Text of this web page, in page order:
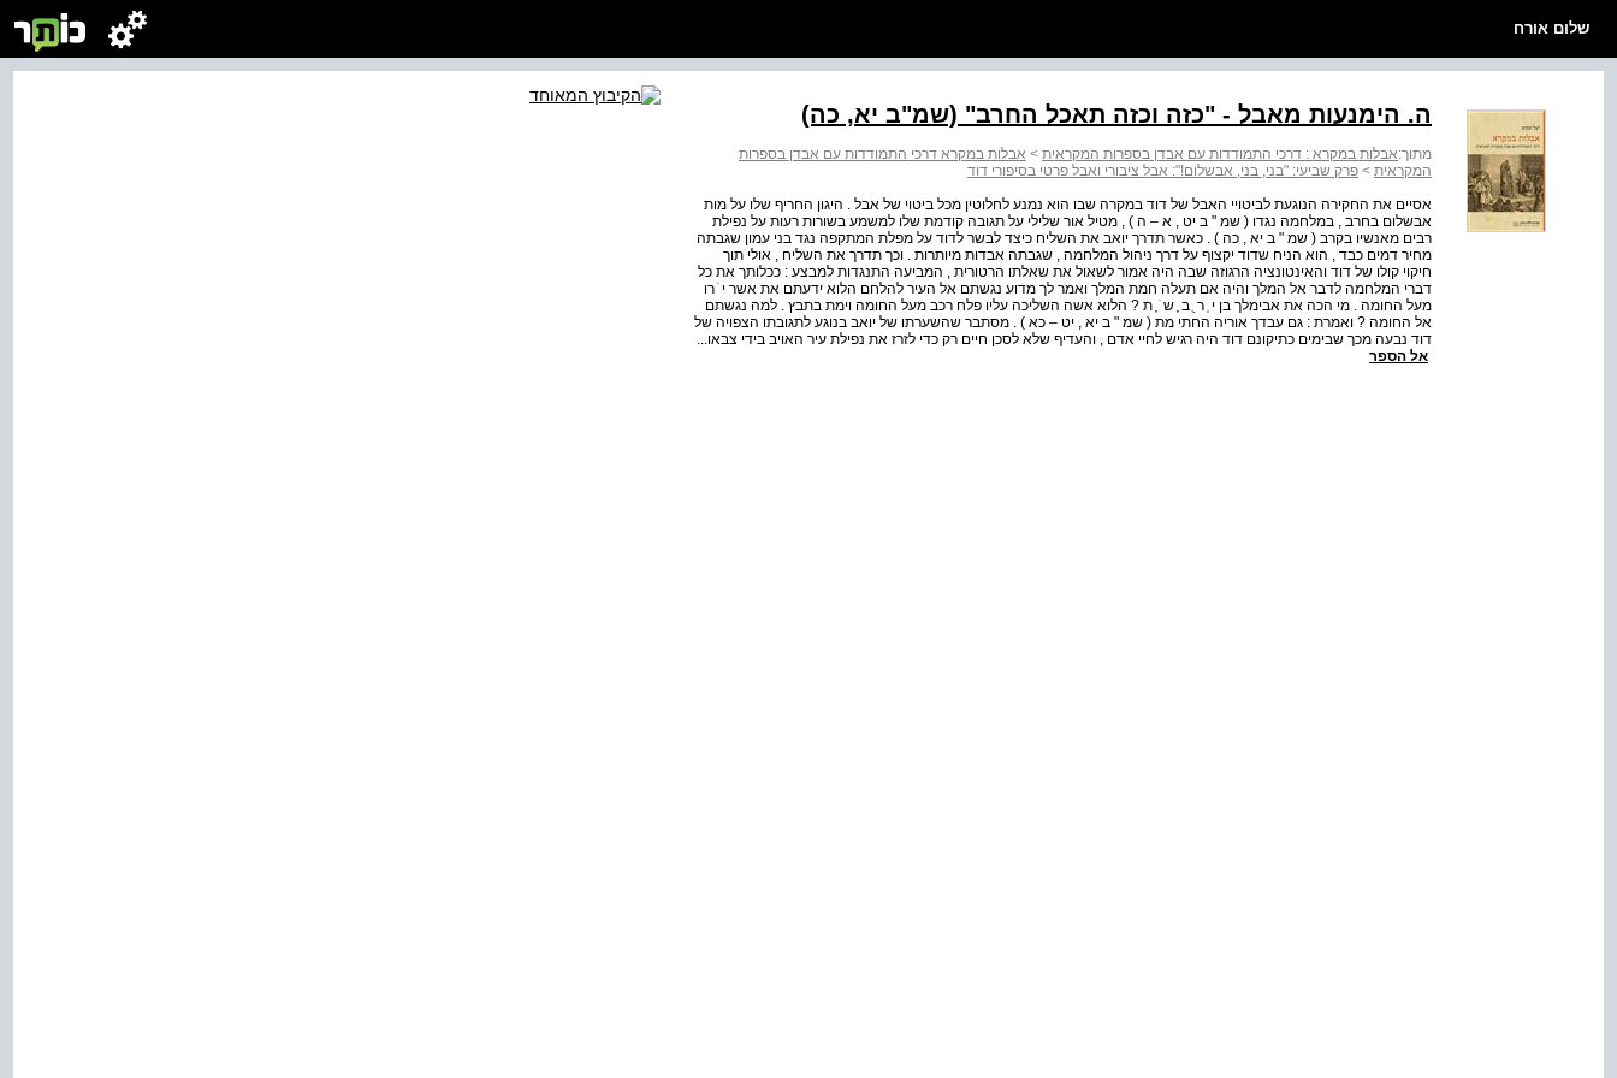
שלום אורח
ה. הימנעות מאבל - "כזה וכזה תאכל החרב" (שמ"ב יא, כה)
מתוך:אבלות במקרא : דרכי התמודדות עם אבדן בספרות המקראית > אבלות במקרא דרכי התמודדות עם אבדן בספרות
המקראית > פרק שביעי: "בני, בני, אבשלום!": אבל ציבורי ואבל פרטי בסיפורי דוד
אסיים את החקירה הנוגעת לביטויי האבל של דוד במקרה שבו הוא נמנע לחלוטין מכל ביטוי של אבל . היגון החריף שלו על מות
אבשלום בחרב , במלחמה נגדו ( שמ " ב יט , א – ה ) , מטיל אור שלילי על תגובה קודמת שלו למשמע בשורות רעות על נפילת
רבים מאנשיו בקרב ( שמ " ב יא , כה ) . כאשר תדרך יואב את השליח כיצד לבשר לדוד על מפלת המתקפה נגד בני עמון שגבתה
מחיר דמים כבד , הוא הניח שדוד יקצוף על דרך ניהול המלחמה , שגבתה אבדות מיותרות . וכך תדרך את השליח , אולי תוך
חיקוי קולו של דוד והאינטונציה הרגוזה שבה היה אמור לשאול את שאלתו הרטורית , המביעה התנגדות למבצע : ככלותך את כל
דברי המלחמה לדבר אל המלך והיה אם תעלה חמת המלך ואמר לך מדוע נגשתם אל העיר להלחם הלוא ידעתם את אשר י ֹ רו
מעל החומה . מי הכה את אבימלך בן י ְ ר ֻ ב ֶ ש ׁ ֶ ת ? הלוא אשה השליכה עליו פלח רכב מעל החומה וימת בתבץ . למה נגשתם
אל החומה ? ואמרת : גם עבדך אוריה החתי מת ( שמ " ב יא , יט – כא ) . מסתבר שהשערתו של יואב בנוגע לתגובתו הצפויה של
דוד נבעה מכך שבימים כתיקונם דוד היה רגיש לחיי אדם , והעדיף שלא לסכן חיים רק כדי לזרז את נפילת עיר האויב בידי צבאו...
אל הספר